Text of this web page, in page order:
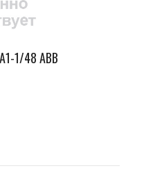
1/48 ABB